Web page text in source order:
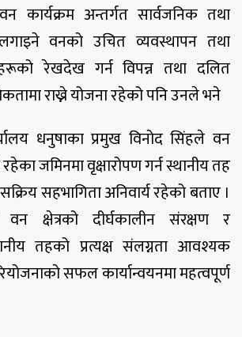
कार्यक्रम अन्तर्गत सार्वजनिक तथा
वनको उचित व्यवस्थापन तथा
रेखदेख गर्न विपन्न तथा दलित
राख्ने योजना रहेको पनि उनले भने
धनुषाका प्रमुख विनोद सिंहले वन
जमिनमा वृक्षारोपण गर्न स्थानीय तह
सक्रिय सहभागिता अनिवार्य रहेको बताए ।
क्षेत्रको दीर्घकालीन संरक्षण र
तहको प्रत्यक्ष संलग्नता आवश्यक
सफल कार्यान्वयनमा महत्वपूर्ण